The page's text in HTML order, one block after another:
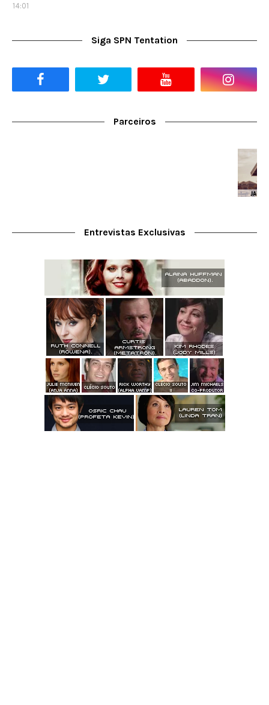
14:01
Siga SPN Tentation
Parceiros
Entrevistas Exclusivas